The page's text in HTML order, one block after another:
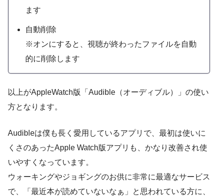
ます
自動削除
※オンにすると、視聴が終わったファイルを自動
的に削除します
以上がAppleWatch版「Audible（オーディブル）」の使い
方となります。
Audibleは僕も長く愛用しているアプリで、最初は使いに
くさのあったApple Watch版アプリも、かなり改善され使
いやすくなっています。
ウォーキングやジョギングのお供に非常に最適なサービス
で、「最近本が読めていないなぁ」と思われている方に、